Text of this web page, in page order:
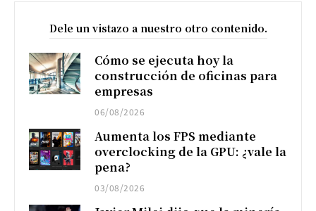
Dele un vistazo a nuestro otro contenido.
Cómo se ejecuta hoy la
construcción de oficinas para
empresas
06/08/2026
Aumenta los FPS mediante
overclocking de la GPU: ¿vale la
pena?
03/08/2026